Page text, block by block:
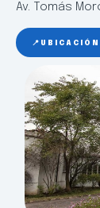
Av. Tomás